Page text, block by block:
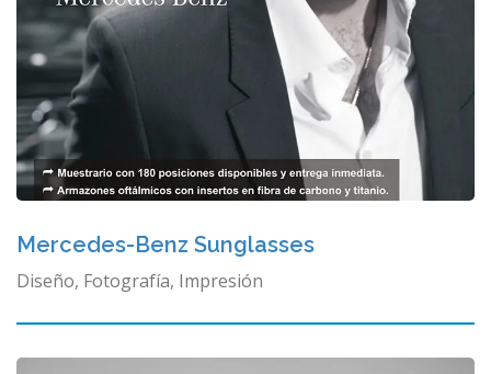
Mercedes-Benz Sunglasses
Diseño, Fotografía, Impresión